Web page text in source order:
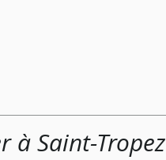
à Saint-Tropez